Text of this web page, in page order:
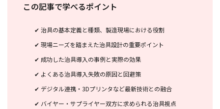
この記事で学べるポイント
✔ 治具の基本定義と種類、製造現場における役割
✔ 現場ニーズを踏まえた治具設計の重要ポイント
✔ 成功した治具導入の事例と実際の効果
✔ よくある治具導入失敗の原因と回避策
✔ デジタル連携・3Dプリンタなど最新技術との融合
✔ バイヤー・サプライヤー双方に求められる治具視点